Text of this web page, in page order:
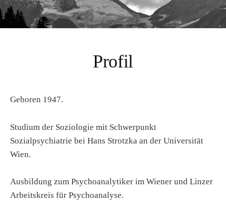
Profil
Geboren 1947.
Studium der Soziologie mit Schwerpunkt
Sozialpsychiatrie bei Hans Strotzka an der Universität
Wien.
Ausbildung zum Psychoanalytiker im Wiener und Linzer
Arbeitskreis für Psychoanalyse.